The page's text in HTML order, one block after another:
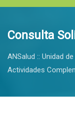
Consulta
ANSalud :: Unidad
Actividades